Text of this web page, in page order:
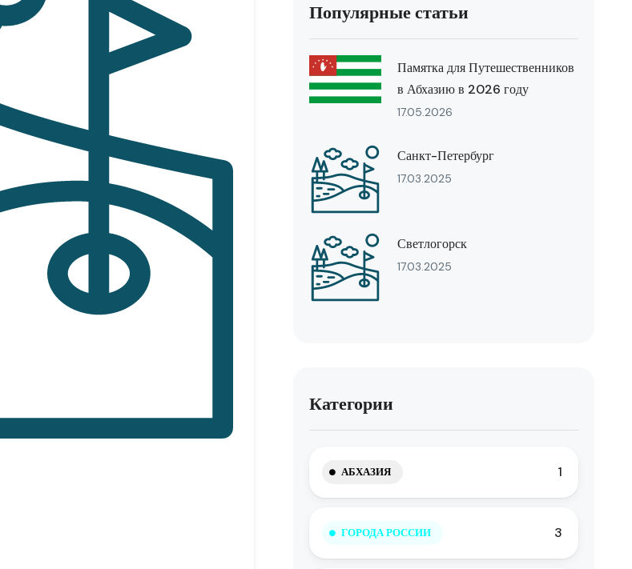
Популярные статьи
Памятка для Путешественников
в Абхазию в 2026 году
17.05.2026
Санкт-Петербург
17.03.2025
Светлогорск
17.03.2025
Категории
АБХАЗИЯ 1
ГОРОДА РОССИИ 3